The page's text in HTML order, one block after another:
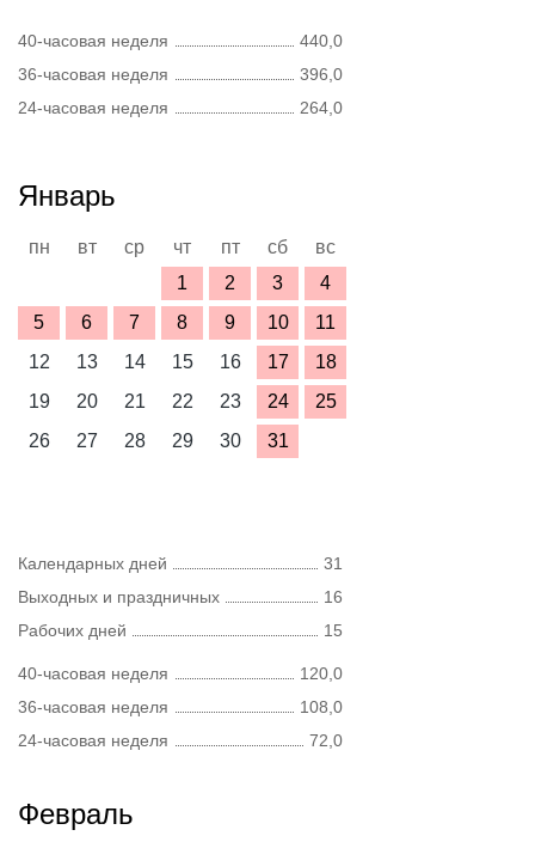
40-часовая неделя
440,0
36-часовая неделя
396,0
24-часовая неделя
264,0
Январь
пн вт ср чт пт сб
вс
1
2 3
4
5
6 7 8 9 10
11
12
13 14 15 16 17
18
19
20 21 22 23 24
25
26
27 28 29 30 31
Календарных дней
31
Выходных и праздничных
16
Рабочих дней
15
40-часовая неделя
120,0
36-часовая неделя
108,0
24-часовая неделя
72,0
Февраль